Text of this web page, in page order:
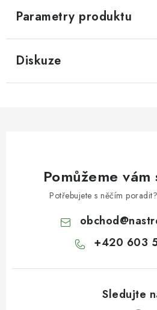
Parametry produktu
Diskuze
Pomůžeme
Potřebujete s něčím
obchod@
+420 603